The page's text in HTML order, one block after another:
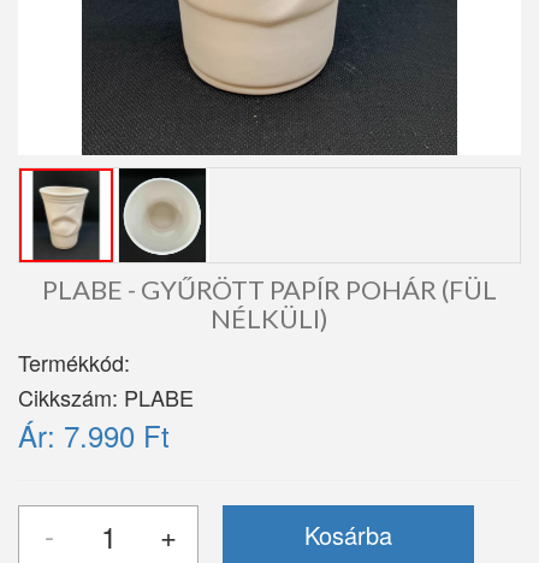
PLABE - GYŰRÖTT PAPÍR POHÁR (FÜL
NÉLKÜLI)
Termékkód:
Cikkszám: PLABE
Ár: 7.990 Ft